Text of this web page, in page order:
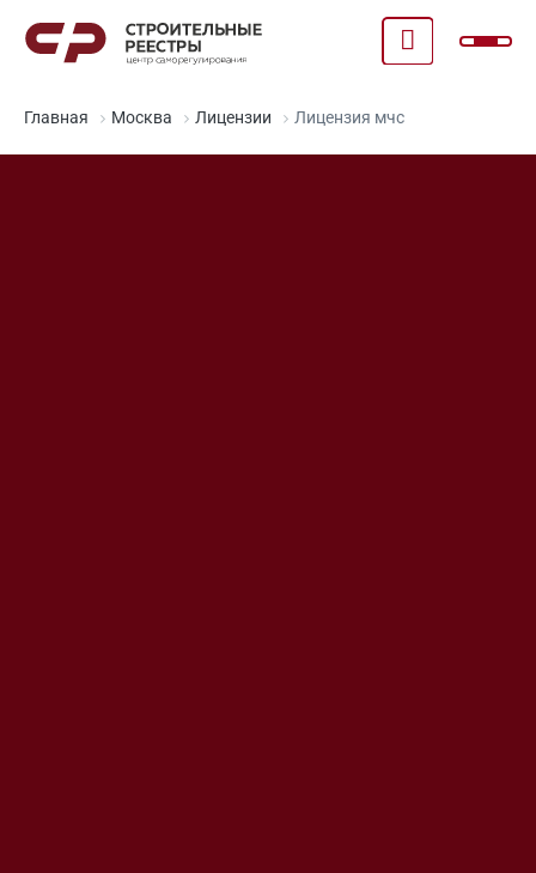
Главная Москва Лицензии Лицензия мчс